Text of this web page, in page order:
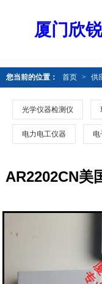
厦门欣
您当前的位置： 首页 > 供
光学仪器检测仪
电力电工仪器 电